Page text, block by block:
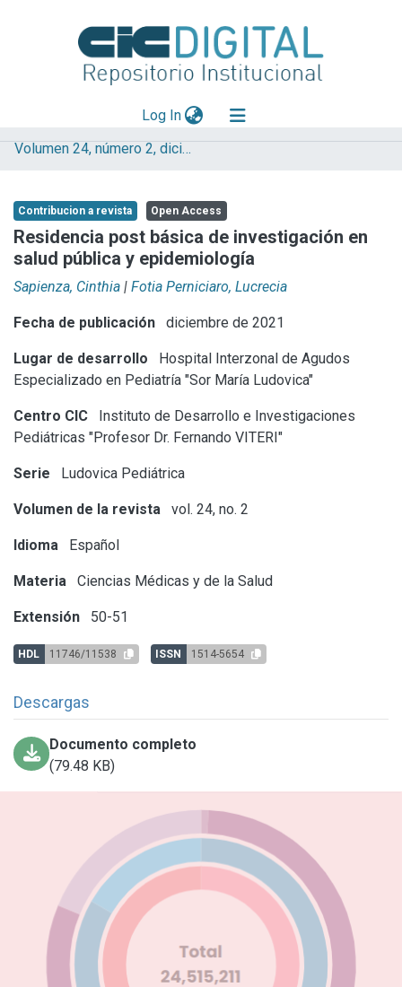
Log In(current)
Explorar
Aportar material
Statistics
Volumen 24, número 2, diciembre 2021
Contribucion a revista Open Access
Residencia post básica de investigación en
salud pública y epidemiología
Sapienza, Cinthia | Fotia Perniciaro, Lucrecia
Fecha de publicación diciembre de 2021
Lugar de desarrollo
Hospital Interzonal de Agudos
Especializado en Pediatría "Sor María Ludovica"
Centro CIC
Instituto de Desarrollo e Investigaciones
Pediátricas "Profesor Dr. Fernando VITERI"
Serie Ludovica Pediátrica
Volumen de la revista vol. 24, no. 2
Idioma Español
Materia Ciencias Médicas y de la Salud
Extensión 50-51
HDL 11746/11538 ISSN 1514-5654
Descargas
Documento completo
(79.48 KB)